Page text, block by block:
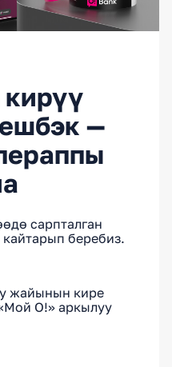
кирүү
—
сарпталган
беребиз.
жайынын кире
О!» аркылуу